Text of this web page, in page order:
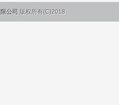
公司 版权所有(C)2018